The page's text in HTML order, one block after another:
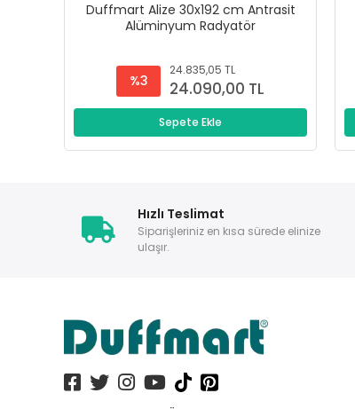
Duffmart Alize 30x192 cm Antrasit
Alüminyum Radyatör
%3
24.835,05 TL
24.090,00 TL
Sepete Ekle
Hızlı Teslimat
Siparişleriniz en kısa sürede elinize
ulaşır.